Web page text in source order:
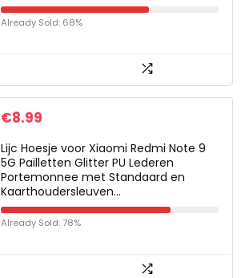
Already Sold: 68%
€8.99
Lijc Hoesje voor Xiaomi Redmi Note 9
5G Pailletten Glitter PU Lederen
Portemonnee met Standaard en
Kaarthoudersleuven…
Already Sold: 78%